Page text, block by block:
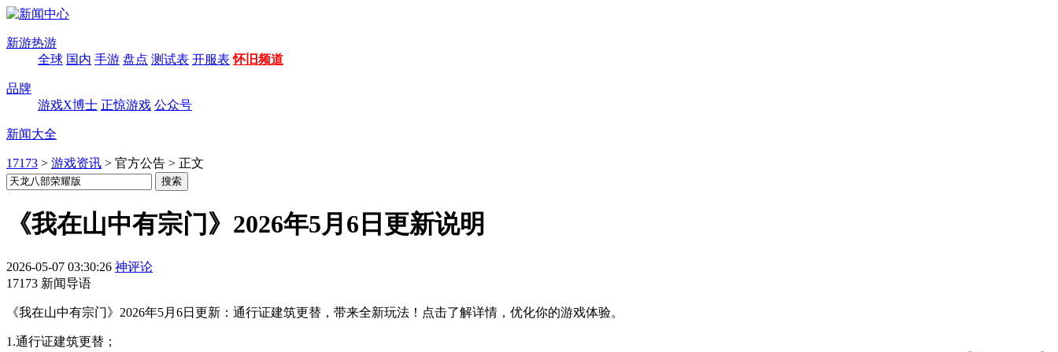
新游热游
全球 国内 手游 盘点 测试表 开服表 怀旧频道
品牌
游戏X博士 正惊游戏 公众号
新闻大全
17173 > 游戏资讯 > 官方公告 > 正文
《我在山中有宗门》2026年5月6日更新说明
2026-05-07 03:30:26 神评论
17173 新闻导语
《我在山中有宗门》2026年5月6日更新：通行证建筑更替，带来全新玩法！点击了解详情，优化你的游戏体验。
1.通行证建筑更替；